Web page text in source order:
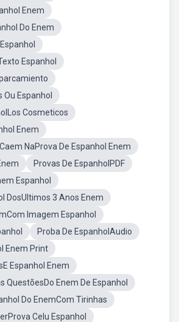
Enem
Do Enem
Espanhol
Ou Espanhol
Cosmeticos
Enem
NaProva De Espanhol Enem
Provas De EspanholPDF
Espanhol
DosUltimos 3 Anos Enem
Imagem Espanhol
Proba De EspanholAudio
Enem Print
Espanhol Enem
QuestõesDo Enem De Espanhol
Do EnemCom Tirinhas
Celu Espanhol